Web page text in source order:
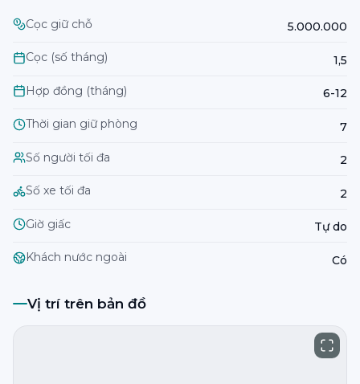
Cọc giữ chỗ 5.000.000
Cọc (số tháng) 1,5
Hợp đồng (tháng) 6-12
Thời gian giữ phòng 7
Số người tối đa 2
Số xe tối đa 2
Giờ giấc Tự do
Khách nước ngoài Có
Vị trí trên bản đồ